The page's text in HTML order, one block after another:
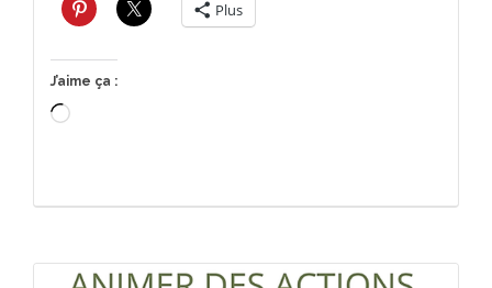
Plus
J’aime ça :
Chargement…